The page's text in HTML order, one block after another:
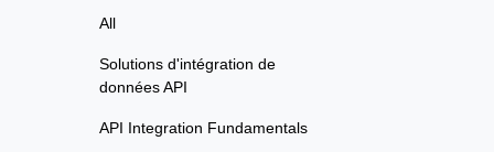
All
Solutions d'intégration de
données API
API Integration Fundamentals